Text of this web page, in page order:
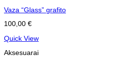
Vaza “Glass” grafito
100,00 €
Quick View
Aksesuarai